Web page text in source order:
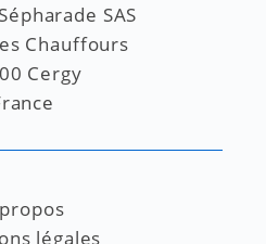
SAS
Chauffours
Cergy
légales